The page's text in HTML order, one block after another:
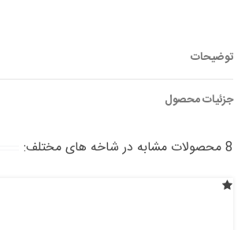
توضیحات
جزئیات محصول
8 محصولات مشابه در شاخه های مختلف: